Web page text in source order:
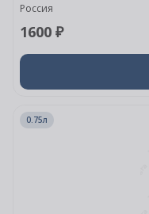
Россия
1600 ₽
0.75л